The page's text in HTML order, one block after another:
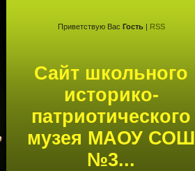
Приветствую Вас Гость| RSS
Сайт школьного
историко-
патриотического
музея МАОУ СОШ
№3...